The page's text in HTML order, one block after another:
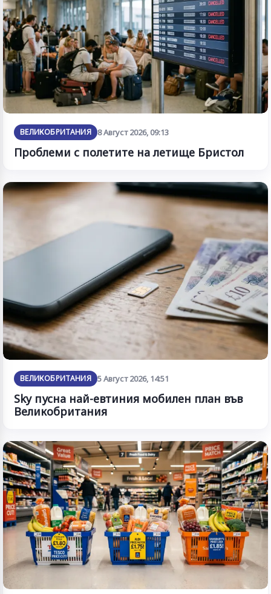
ВЕЛИКОБРИТАНИЯ 8 Август 2026, 09:13
Проблеми с полетите на летище Бристол
ВЕЛИКОБРИТАНИЯ 5 Август 2026, 14:51
Sky пусна най-евтиния мобилен план във
Великобритания